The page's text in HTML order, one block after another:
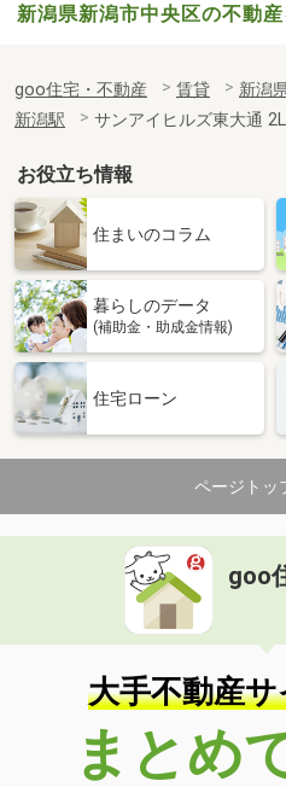
新潟県新潟市中央区の不動
goo住宅・不動産 賃貸 新潟
新潟駅
サンアイヒルズ東大通
お役立ち情報
住まいのコラム
暮らしのデータ
(補助金・助成金情報)
住宅ローン
ページトッ
goo
大手不動産
まとめ